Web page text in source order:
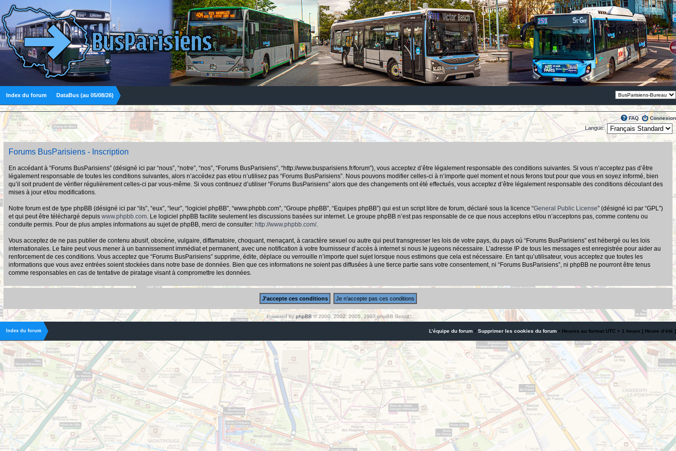
Index du forum DataBus (au 05/08/26)
FAQ Connexion
Langue:
Forums BusParisiens - Inscription
En accédant à “Forums BusParisiens” (désigné ici par “nous”, “notre”, “nos”, “Forums BusParisiens”, “http://www.busparisiens.fr/forum”), vous acceptez d’être légalement responsable des conditions suivantes. Si vous n’acceptez pas d’être
légalement responsable de toutes les conditions suivantes, alors n’accédez pas et/ou n’utilisez pas “Forums BusParisiens”. Nous pouvons modifier celles-ci à n’importe quel moment et nous ferons tout pour que vous en soyez informé, bien
qu’il soit prudent de vérifier régulièrement celles-ci par vous-même. Si vous continuez d’utiliser “Forums BusParisiens” alors que des changements ont été effectués, vous acceptez d’être légalement responsable des conditions découlant des
mises à jour et/ou modifications.
Notre forum est de type phpBB (désigné ici par “ils”, “eux”, “leur”, “logiciel phpBB”, “www.phpbb.com”, “Groupe phpBB”, “Equipes phpBB”) qui est un script libre de forum, déclaré sous la licence “General Public License” (désigné ici par “GPL”)
et qui peut être téléchargé depuis www.phpbb.com. Le logiciel phpBB facilite seulement les discussions basées sur internet. Le groupe phpBB n’est pas responsable de ce que nous acceptons et/ou n’acceptons pas, comme contenu ou
conduite permis. Pour de plus amples informations au sujet de phpBB, merci de consulter: http://www.phpbb.com/.
Vous acceptez de ne pas publier de contenu abusif, obscène, vulgaire, diffamatoire, choquant, menaçant, à caractère sexuel ou autre qui peut transgresser les lois de votre pays, du pays où “Forums BusParisiens” est hébergé ou les lois
internationales. Le faire peut vous mener à un bannissement immédiat et permanent, avec une notification à votre fournisseur d’accès à internet si nous le jugeons nécessaire. L’adresse IP de tous les messages est enregistrée pour aider au
renforcement de ces conditions. Vous acceptez que “Forums BusParisiens” supprime, édite, déplace ou verrouille n’importe quel sujet lorsque nous estimons que cela est nécessaire. En tant qu’utilisateur, vous acceptez que toutes les
informations que vous avez entrées soient stockées dans notre base de données. Bien que ces informations ne soient pas diffusées à une tierce partie sans votre consentement, ni “Forums BusParisiens”, ni phpBB ne pourront être tenus
comme responsables en cas de tentative de piratage visant à compromettre les données.
Powered by phpBB© 2000, 2002, 2005, 2007 phpBB Group
Index du forum L’équipe du forum • Supprimer les cookies du forum • Heures au format UTC + 1 heure [ Heure d’été ]